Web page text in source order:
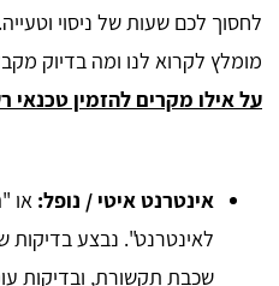
לחסוך לכם שעות של ניסוי
מומלץ לקרוא לנו ומה בדיוק
על אילו מקרים להזמין טכנאי
אינטרנט איטי / נופל: או
לאינטרנט". נבצע בדיקות
שכבת תקשורת, ובדיקות